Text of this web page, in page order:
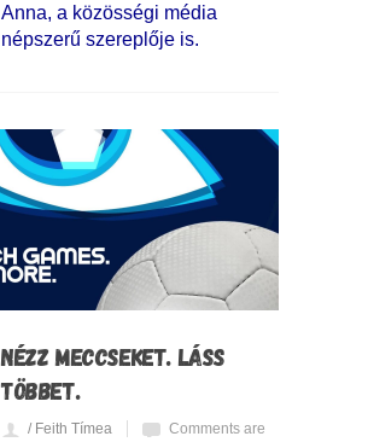
Anna, a közösségi média
népszerű szereplője is.
NÉZZ MECCSEKET. LÁSS
TÖBBET.
/ Feith Tímea Comments are